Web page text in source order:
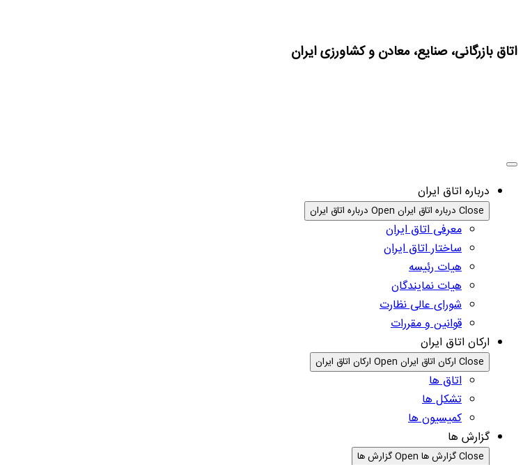
اتاق بازرگانی، صنایع، معادن و کشاورزی ایران
درباره اتاق ایران
Close درباره اتاق ایران Open درباره اتاق ایران
معرفی اتاق ایران
ساختار اتاق ایران
هیات رئیسه
هیات نمایندگان
شورای عالی نظارت
قوانین و مقررات
ارکان اتاق ایران
Close ارکان اتاق ایران Open ارکان اتاق ایران
اتاق ها
تشکل ها
کمیسیون ها
گزارش ها
Close گزارش ها Open گزارش ها